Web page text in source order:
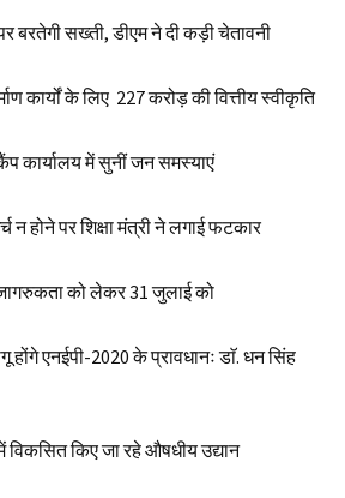
बरतेगी सख्ती, डीएम ने दी कड़ी चेतावनी
कार्यों के लिए ₹ 227 करोड़ की वित्तीय स्वीकृति
कार्यालय में सुनीं जन समस्याएं
न होने पर शिक्षा मंत्री ने लगाई फटकार
को लेकर 31 जुलाई को
होंगे एनईपी-2020 के प्रावधानः डाॅ. धन सिंह
विकसित किए जा रहे औषधीय उद्यान